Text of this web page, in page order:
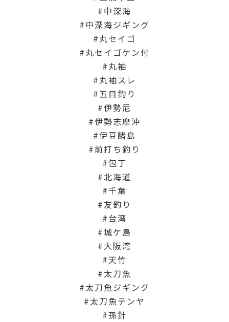
中深海
中深海ジギング
丸セイゴ
丸セイゴケン付
丸袖
丸袖スレ
五目釣り
伊勢尼
伊勢志摩沖
伊豆諸島
前打ち釣り
包丁
北海道
千葉
友釣り
台湾
城ケ島
大阪湾
天竹
太刀魚
太刀魚ジギング
太刀魚テンヤ
孫針